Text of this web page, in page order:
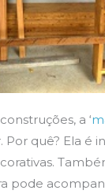
a ‘
quê? Ela é
pode